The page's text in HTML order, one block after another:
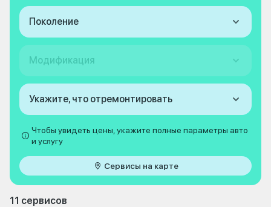
Поколение
Модификация
Укажите, что отремонтировать
Чтобы увидеть цены, укажите полные параметры авто
и услугу
Сервисы на карте
11 сервисов